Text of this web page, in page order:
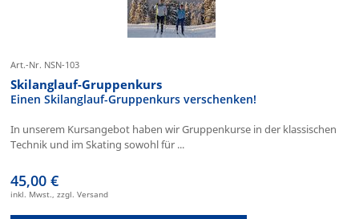
Art.-Nr. NSN-103
Skilanglauf-Gruppenkurs
Einen Skilanglauf-Gruppenkurs verschenken!
In unserem Kursangebot haben wir Gruppenkurse in der klassischen
Technik und im Skating sowohl für ...
45,00 €
inkl. Mwst., zzgl. Versand